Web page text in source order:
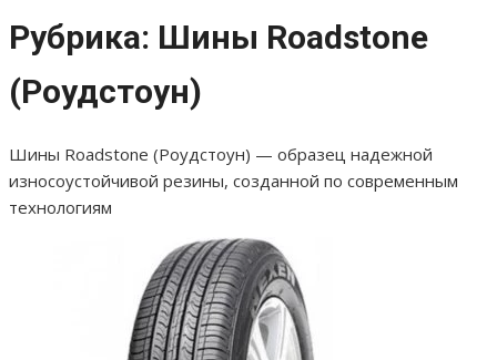
Рубрика: Шины Roadstone
(Роудстоун)
Шины Roadstone (Роудстоун) — образец надежной
износоустойчивой резины, созданной по современным
технологиям